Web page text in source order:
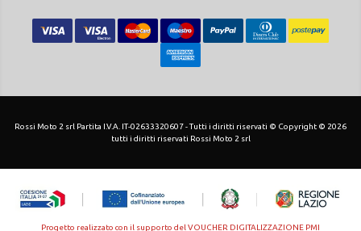
Rossi Moto 2 srl Partita I.V.A. IT-02633320607 - Tutti i diritti riservati © Copyright © 2026
tutti i diritti riservati Rossi Moto 2 srl
Progetto realizzato con il supporto del VOUCHER DIGITALIZZAZIONE PMI